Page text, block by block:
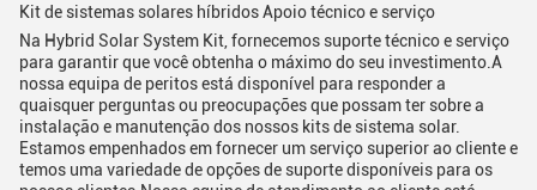
Kit de sistemas solares híbridos Apoio técnico e serviço
Na Hybrid Solar System Kit, fornecemos suporte técnico e serviço
para garantir que você obtenha o máximo do seu investimento.A
nossa equipa de peritos está disponível para responder a
quaisquer perguntas ou preocupações que possam ter sobre a
instalação e manutenção dos nossos kits de sistema solar.
Estamos empenhados em fornecer um serviço superior ao cliente e
temos uma variedade de opções de suporte disponíveis para os